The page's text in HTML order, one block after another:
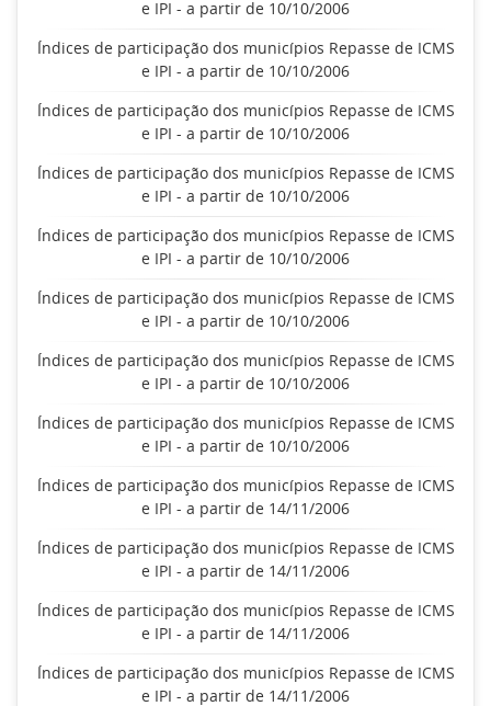
e IPI - a partir de 10/10/2006
Índices de participação dos municípios Repasse de ICMS
e IPI - a partir de 10/10/2006
Índices de participação dos municípios Repasse de ICMS
e IPI - a partir de 10/10/2006
Índices de participação dos municípios Repasse de ICMS
e IPI - a partir de 10/10/2006
Índices de participação dos municípios Repasse de ICMS
e IPI - a partir de 10/10/2006
Índices de participação dos municípios Repasse de ICMS
e IPI - a partir de 10/10/2006
Índices de participação dos municípios Repasse de ICMS
e IPI - a partir de 10/10/2006
Índices de participação dos municípios Repasse de ICMS
e IPI - a partir de 10/10/2006
Índices de participação dos municípios Repasse de ICMS
e IPI - a partir de 14/11/2006
Índices de participação dos municípios Repasse de ICMS
e IPI - a partir de 14/11/2006
Índices de participação dos municípios Repasse de ICMS
e IPI - a partir de 14/11/2006
Índices de participação dos municípios Repasse de ICMS
e IPI - a partir de 14/11/2006